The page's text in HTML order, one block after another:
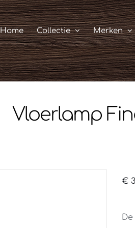
Home Collectie Merken
Vloerlamp
€